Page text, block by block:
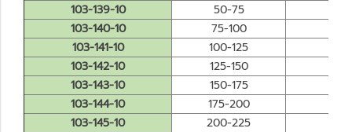
103-139-10
50-75
103-140-10
75-100
103-141-10
100-125
103-142-10
125-150
103-143-10
150-175
103-144-10
175-200
103-145-10
200-225